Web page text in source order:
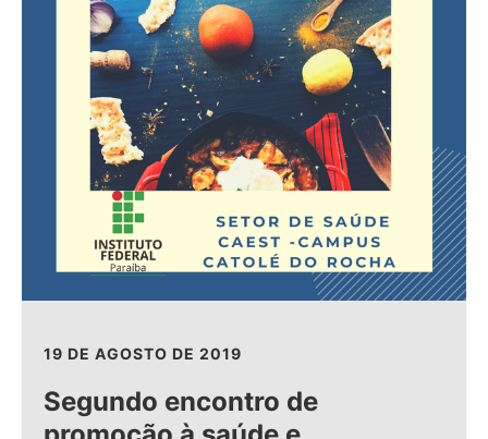
19 DE AGOSTO DE 2019
Segundo encontro de